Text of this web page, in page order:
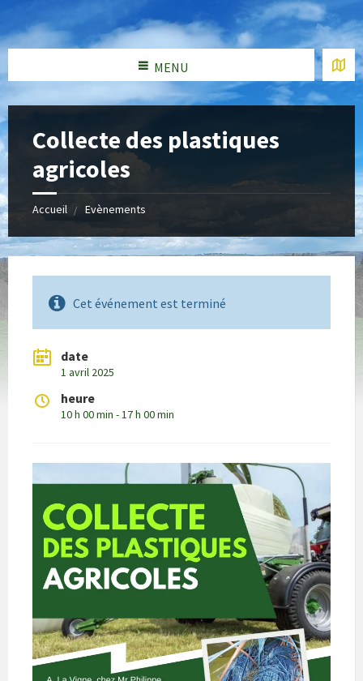
MENU
Collecte des plastiques
agricoles
Accueil Evènements
Cet événement est terminé
date
1 avril 2025
heure
10 h 00 min - 17 h 00 min